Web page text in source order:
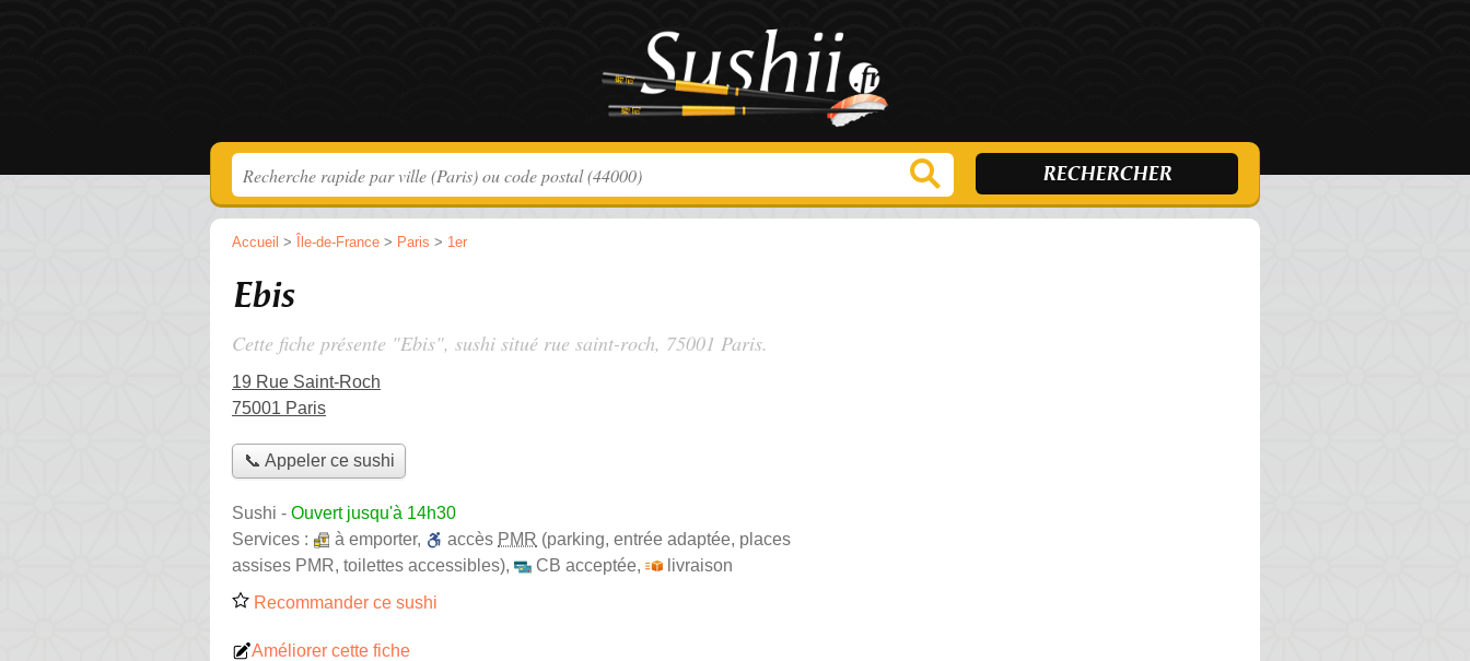
Accueil > Île-de-France > Paris > 1er
Ebis
Cette fiche présente "Ebis", sushi situé rue saint-roch, 75001 Paris.
19 Rue Saint-Roch
75001 Paris
📞 Appeler ce sushi
Sushi - Ouvert jusqu'à 14h30
Services :
à emporter, accès PMR (parking, entrée adaptée, places
assises PMR, toilettes accessibles), CB acceptée,
livraison
Recommander ce sushi
Améliorer cette fiche